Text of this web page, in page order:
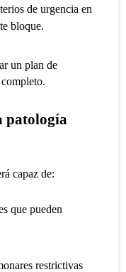
de urgencia en
bloque.
un plan de
patología
capaz de:
que pueden
restrictivas